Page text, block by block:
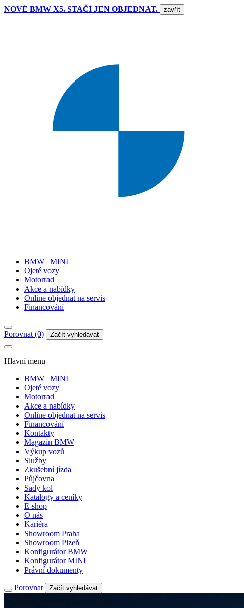
NOVÉ BMW X5. STAČÍ JEN OBJEDNAT. zavřít
BMW | MINI
Ojeté vozy
Motorrad
Akce a nabídky
Online objednat na servis
Financování
Porovnat (0) Začít vyhledávat
Hlavní menu
BMW | MINI
Ojeté vozy
Motorrad
Akce a nabídky
Online objednat na servis
Financování
Kontakty
Magazín BMW
Výkup vozů
Služby
Zkušební jízda
Půjčovna
Sady kol
Katalogy a ceníky
E-shop
O nás
Kariéra
Showroom Praha
Showroom Plzeň
Konfigurátor BMW
Konfigurátor MINI
Právní dokumenty
Porovnat Začít vyhledávat